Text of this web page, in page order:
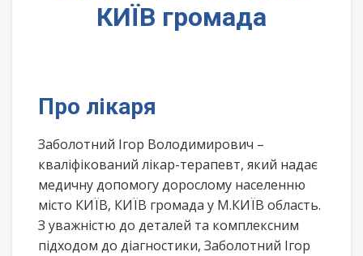
КИЇВ громада
Про лікаря
Заболотний Ігор Володимирович –
кваліфікований лікар-терапевт, який надає
медичну допомогу дорослому населенню
місто КИЇВ, КИЇВ громада у М.КИЇВ область.
З уважністю до деталей та комплексним
підходом до діагностики, Заболотний Ігор